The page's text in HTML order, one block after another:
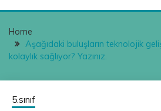
Home
Aşağıdaki buluşların teknolojik
kolaylık sağlıyor? Yazınız.
5.sınıf